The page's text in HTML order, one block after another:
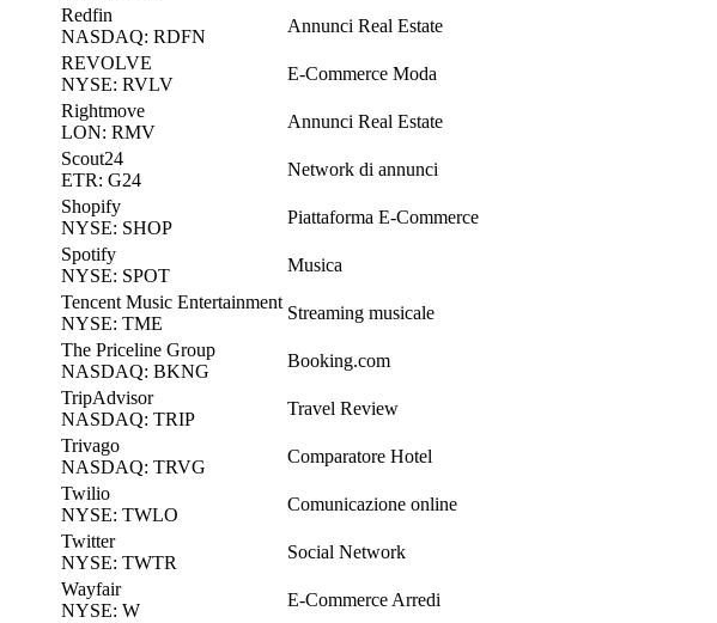
Redfin
NASDAQ: RDFN
Annunci Real Estate
REVOLVE
NYSE: RVLV
E-Commerce Moda
Rightmove
LON: RMV
Annunci Real Estate
Scout24
ETR: G24
Network di annunci
Shopify
NYSE: SHOP
Piattaforma E-Commerce
Spotify
NYSE: SPOT
Musica
Tencent Music Entertainment
NYSE: TME
Streaming musicale
The Priceline Group
NASDAQ: BKNG
Booking.com
TripAdvisor
NASDAQ: TRIP
Travel Review
Trivago
NASDAQ: TRVG
Comparatore Hotel
Twilio
NYSE: TWLO
Comunicazione online
Twitter
NYSE: TWTR
Social Network
Wayfair
NYSE: W
E-Commerce Arredi